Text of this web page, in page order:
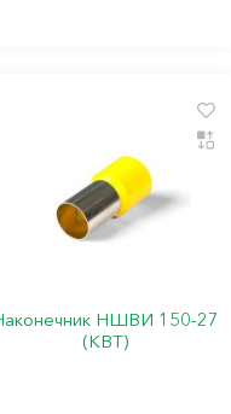
НШВИ 150-27
(КВТ)